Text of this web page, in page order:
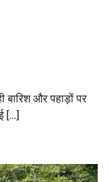
और पहाड़ों पर
[…]